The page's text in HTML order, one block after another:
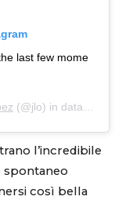
last few mome
(@jlo) in data: 15 Set
l’incredibile
spontaneo
così bella